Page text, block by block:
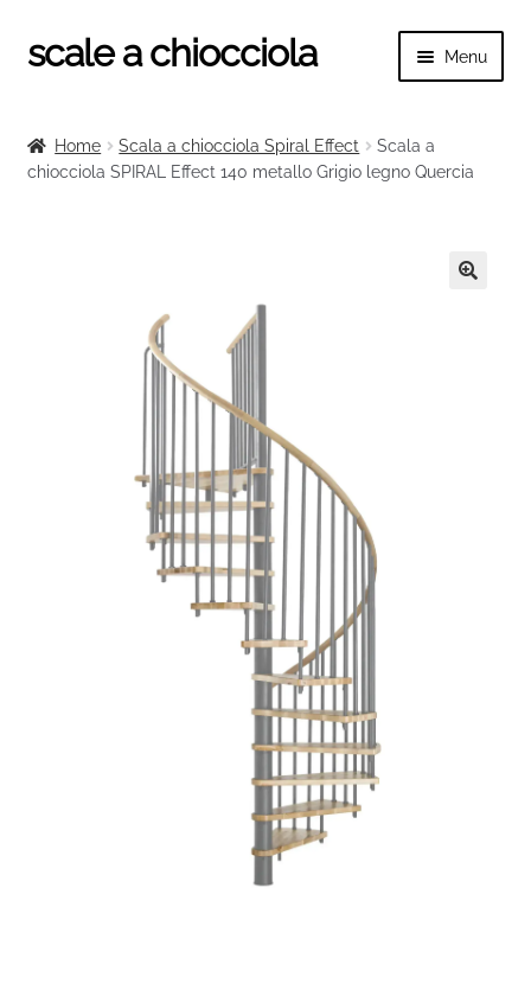
Vai
alla
Vai
al
scale a chiocciola Menu
menu
Tutte le scale
child
il
Home Scala a chiocciola Spiral Effect
Scala a
chiocciola SPIRAL Effect 140 metallo Grigio legno Quercia